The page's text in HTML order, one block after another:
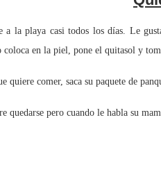
playa casi todos los días. Le gusta
coloca en la piel, pone el quitasol y
comer, saca su paquete de
pero cuando le habla su mamá